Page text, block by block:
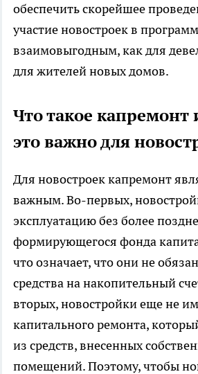
обеспечить скорейшее
участие новостроек в
взаимовыгодным, как для
для жителей новых домов.
Что такое капремонт
это важно для
Для новостроек капремонт
важным. Во-первых,
эксплуатацию без более
формирующегося фонда
что означает, что они не
средства на накопительный
вторых, новостройки еще не
капитального ремонта,
из средств, внесенных
помещений. Поэтому, чтобы